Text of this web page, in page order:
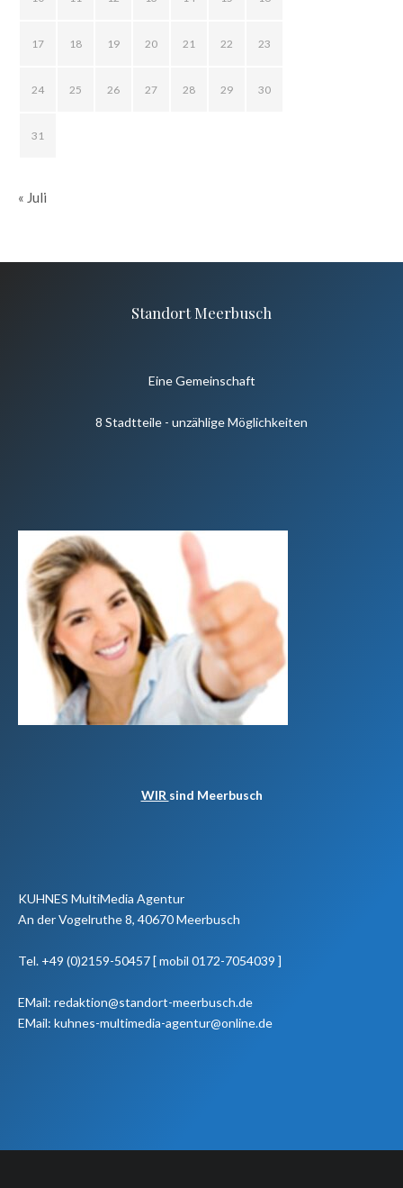
17 18 19 20 21 22 23
24 25 26 27 28 29 30
31
« Juli
Standort Meerbusch
Eine Gemeinschaft
8 Stadtteile - unzählige Möglichkeiten
WIR sind Meerbusch
KUHNES MultiMedia Agentur
An der Vogelruthe 8, 40670 Meerbusch
Tel. +49 (0)2159-50457 [ mobil 0172-7054039 ]
EMail: redaktion@standort-meerbusch.de
EMail: kuhnes-multimedia-agentur@online.de